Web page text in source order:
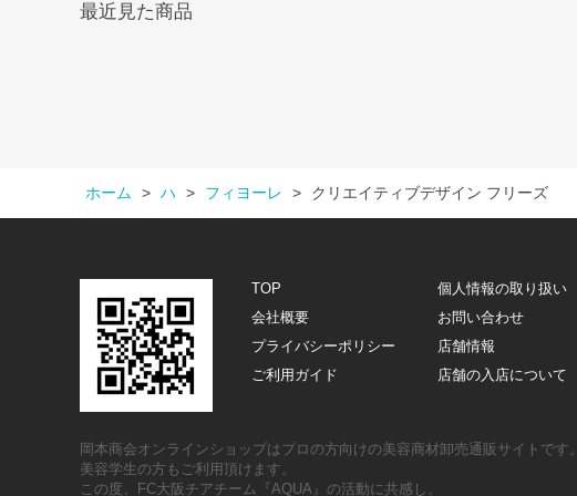
最近見た商品
ホーム > ハ > フィヨーレ > クリエイティブデザイン フリーズ
TOP
個人情報の取り扱い
会社概要
お問い合わせ
プライバシーポリシー
店舗情報
ご利用ガイド
店舗の入店について
岡本商会オンラインショップはプロの方向けの美容商材卸売通販サイトです。
美容学生の方もご利用頂けます。
この度、FC大阪チアチーム『AQUA』の活動に共感し、